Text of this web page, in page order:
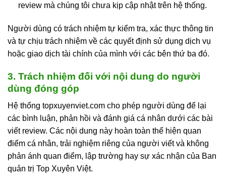
review mà chúng tôi chưa kịp cập nhật trên hệ thống.
Người dùng có trách nhiệm tự kiểm tra, xác thực thông tin
và tự chịu trách nhiệm về các quyết định sử dụng dịch vụ
hoặc giao dịch tài chính của mình với các bên thứ ba đó.
3. Trách nhiệm đối với nội dung do người
dùng đóng góp
Hệ thống topxuyenviet.com cho phép người dùng để lại
các bình luận, phản hồi và đánh giá cá nhân dưới các bài
viết review. Các nội dung này hoàn toàn thể hiện quan
điểm cá nhân, trải nghiệm riêng của người viết và không
phản ánh quan điểm, lập trường hay sự xác nhận của Ban
quản trị Top Xuyên Việt.